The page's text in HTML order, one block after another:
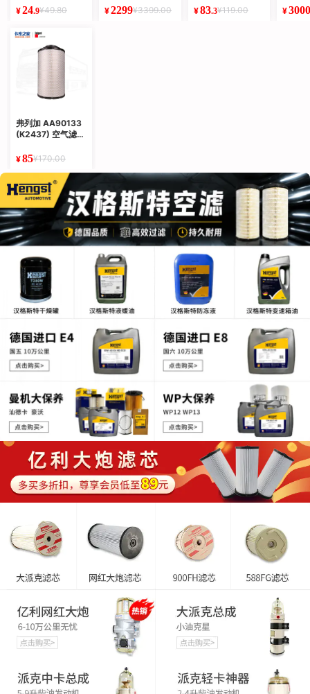
¥24.9¥49.80 ¥2299¥3399.00
8kg
¥83.3¥119.00
手安全
¥
弗列加 AA90133
(K2437) 空气滤芯
¥85¥170.00